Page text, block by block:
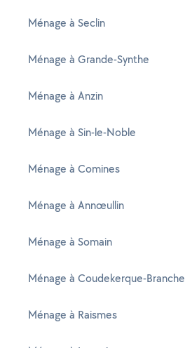
Ménage à Seclin
Ménage à Grande-Synthe
Ménage à Anzin
Ménage à Sin-le-Noble
Ménage à Comines
Ménage à Annœullin
Ménage à Somain
Ménage à Coudekerque-Branche
Ménage à Raismes